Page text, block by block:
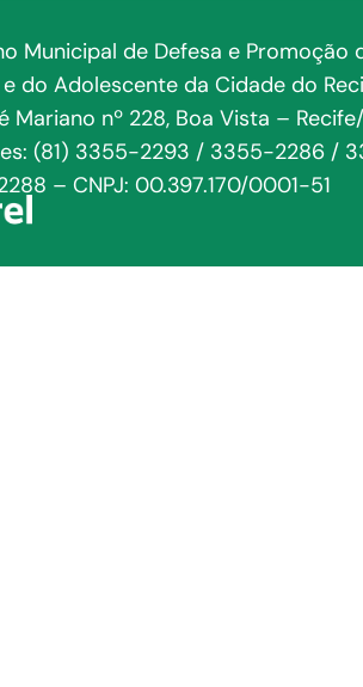
Municipal de Defesa e Promoção
do Adolescente da Cidade do
Mariano nº 228, Boa Vista –
(81) 3355-2293 / 3355-2286 /
– CNPJ: 00.397.170/0001-51